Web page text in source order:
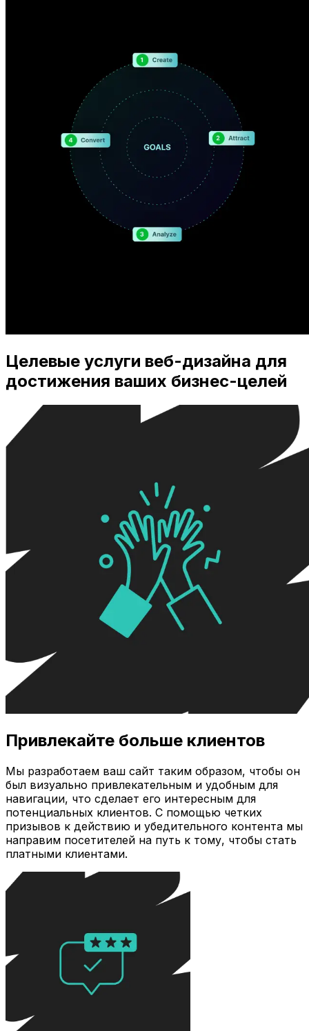
Целевые услуги веб-дизайна для
достижения ваших бизнес-целей
Привлекайте больше клиентов
Мы разработаем ваш сайт таким образом, чтобы он
был визуально привлекательным и удобным для
навигации, что сделает его интересным для
потенциальных клиентов. С помощью четких
призывов к действию и убедительного контента мы
направим посетителей на путь к тому, чтобы стать
платными клиентами.